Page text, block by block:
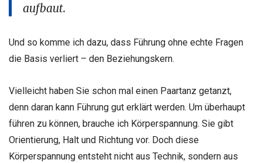
aufbaut.
Und so komme ich dazu, dass Führung ohne echte Fragen
die Basis verliert – den Beziehungskern.
Vielleicht haben Sie schon mal einen Paartanz getanzt,
denn daran kann Führung gut erklärt werden. Um überhaupt
führen zu können, brauche ich Körperspannung. Sie gibt
Orientierung, Halt und Richtung vor. Doch diese
Körperspannung entsteht nicht aus Technik, sondern aus